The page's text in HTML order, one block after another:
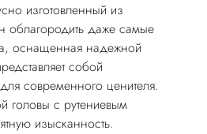
изготовленный из
облагородить даже самые
оснащенная надежной
собой
современного ценителя.
головы с рутениевым
изысканность.